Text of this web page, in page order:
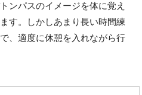
ンパスのイメージを体に覚え
す。しかしあまり長い時間練
、適度に休憩を入れながら行